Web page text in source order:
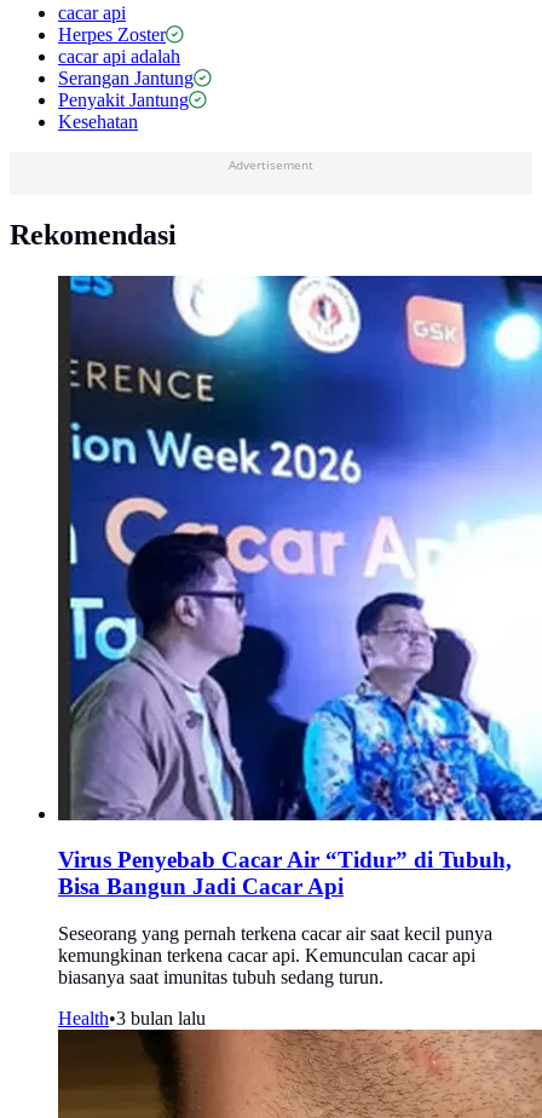
cacar api
Herpes Zoster
cacar api adalah
Serangan Jantung
Penyakit Jantung
Kesehatan
Advertisement
Rekomendasi
Virus Penyebab Cacar Air “Tidur” di Tubuh,
Bisa Bangun Jadi Cacar Api
Seseorang yang pernah terkena cacar air saat kecil punya
kemungkinan terkena cacar api. Kemunculan cacar api
biasanya saat imunitas tubuh sedang turun.
Health•3 bulan lalu